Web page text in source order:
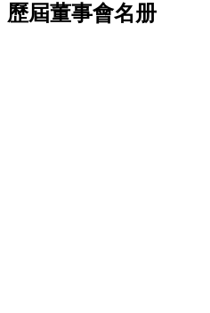
歷屆董事會名册